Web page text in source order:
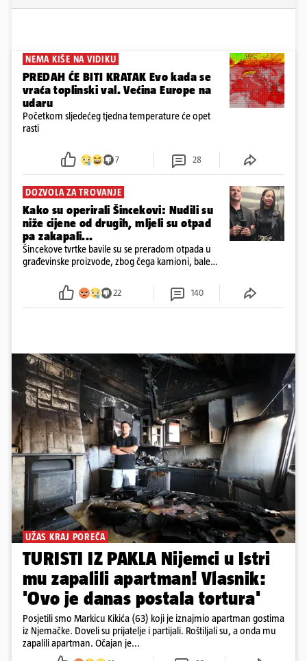
NEMA KIŠE NA VIDIKU
PREDAH ĆE BITI KRATAK Evo kada se
vraća toplinski val. Većina Europe na
udaru
Početkom sljedećeg tjedna temperature će opet
rasti
7 28
DOZVOLA ZA TROVANJE
Kako su operirali Šincekovi: Nudili su
niže cijene od drugih, mljeli su otpad
pa zakapali...
Šincekove tvrtke bavile su se preradom otpada u
građevinske proizvode, zbog čega kamioni, bale
22 140
UŽAS KRAJ POREČA
TURISTI IZ PAKLA Nijemci u Istri
mu zapalili apartman! Vlasnik:
'Ovo je danas postala tortura'
Posjetili smo Markicu Kikića (63) koji je iznajmio apartman gostima
iz Njemačke. Doveli su prijatelje i partijali. Roštiljali su, a onda mu
zapalili apartman. Očajan je...